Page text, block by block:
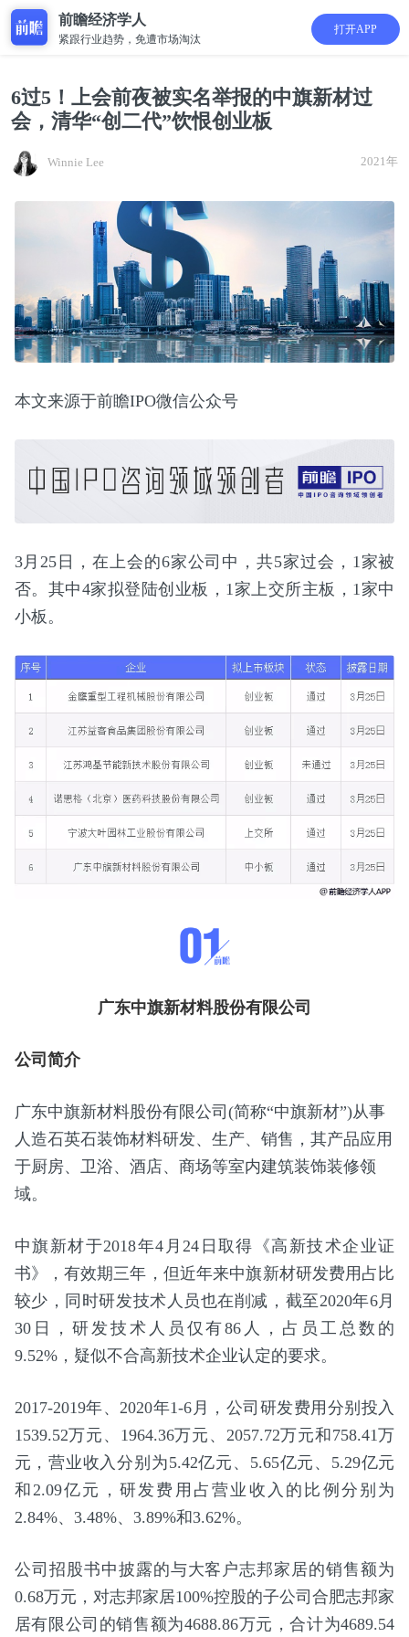
前瞻经济学人
紧跟行业趋势，免遭市场淘汰
打开APP
6过5！上会前夜被实名举报的中旗新材过
会，清华“创二代”饮恨创业板
Winnie Lee 2021年
本文来源于前瞻IPO微信公众号
3月25日，在上会的6家公司中，共5家过会，1家被
否。其中4家拟登陆创业板，1家上交所主板，1家中
小板。
广东中旗新材料股份有限公司
公司简介
广东中旗新材料股份有限公司(简称“中旗新材”)从事
人造石英石装饰材料研发、生产、销售，其产品应用
于厨房、卫浴、酒店、商场等室内建筑装饰装修领
域。
中旗新材于2018年4月24日取得《高新技术企业证
书》，有效期三年，但近年来中旗新材研发费用占比
较少，同时研发技术人员也在削减，截至2020年6月
30日，研发技术人员仅有86人，占员工总数的
9.52%，疑似不合高新技术企业认定的要求。
2017-2019年、2020年1-6月，公司研发费用分别投入
1539.52万元、1964.36万元、2057.72万元和758.41万
元，营业收入分别为5.42亿元、5.65亿元、5.29亿元
和2.09亿元，研发费用占营业收入的比例分别为
2.84%、3.48%、3.89%和3.62%。
公司招股书中披露的与大客户志邦家居的销售额为
0.68万元，对志邦家居100%控股的子公司合肥志邦家
居有限公司的销售额为4688.86万元，合计为4689.54